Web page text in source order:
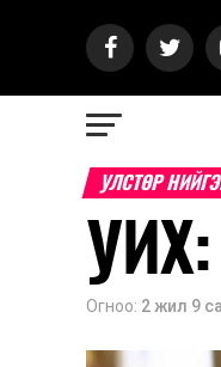
УЛСТӨР
Огноо: 2 жил 9